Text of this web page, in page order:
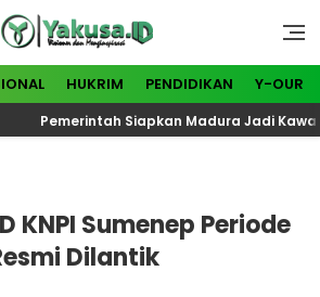
Yakusa
dan Menginspirasi
HUKRIM PENDIDIKAN Y-OUR
Pemerintah Siapkan Madura Jadi Kawasan
KNPI Sumenep Periode
Dilantik